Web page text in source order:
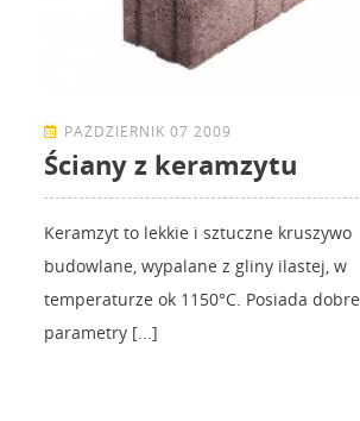
PAŹDZIERNIK 07 2009
Ściany z keramzytu
Keramzyt to lekkie i sztuczne kruszywo
budowlane, wypalane z gliny ilastej, w
temperaturze ok 1150°C. Posiada dobre
parametry [...]